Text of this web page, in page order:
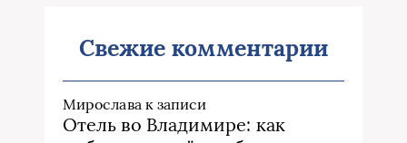
Свежие комментарии
Мирослава к записи
Отель во Владимире: как